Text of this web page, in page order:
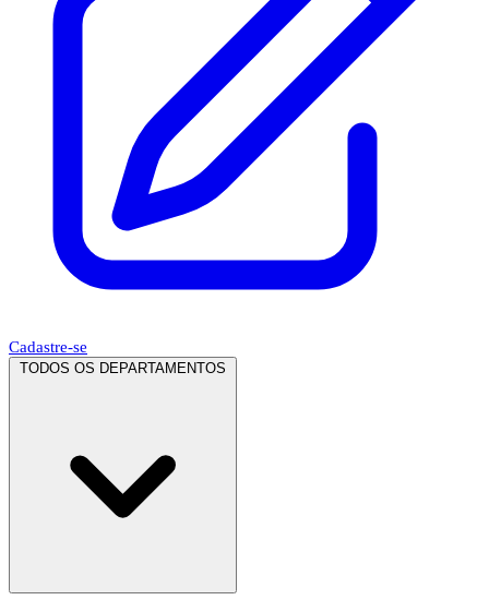
Cadastre-se
TODOS OS DEPARTAMENTOS